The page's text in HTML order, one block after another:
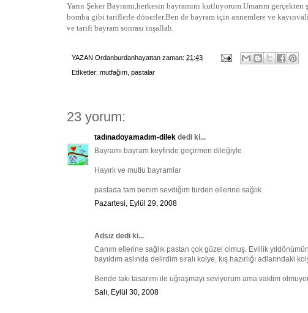
Yarın Şeker Bayramı,herkesin bayramını kutluyorum.Umarım
bomba gibi tariflerle dönerler.Ben de bayram için annemlere ve
ve tarifi bayram sonrası inşallah.
YAZAN Ordanburdanhayattan zaman: 21:43
Etİketler: mutfağım pastalar
23 yorum:
tadınadoyamadım-dilek dedi ki...
Bayramı bayram keyfinde geçirmen dileğiyle
Hayırlı ve mutlu bayramlar
pastada tam benim sevdiğim türden ellerine sağlık
Pazartesi, Eylül 29, 2008
Adsız dedi ki...
Canım ellerine sağlık pastan çok güzel olmuş. Evlilik
bayıldım aslında delirdim sıralı kolye, kış hazırlığı adlarındaki
Bende takı tasarımı ile uğraşmayı seviyorum ama vaktim
Salı, Eylül 30, 2008